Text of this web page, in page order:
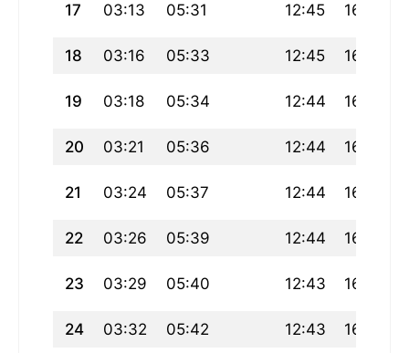
17 03:13 05:31 12:45 16:42
18 03:16 05:33 12:45 16:41
19 03:18 05:34 12:44 16:40
20 03:21 05:36 12:44 16:39
21 03:24 05:37 12:44 16:38
22 03:26 05:39 12:44 16:36
23 03:29 05:40 12:43 16:35
24 03:32 05:42 12:43 16:34